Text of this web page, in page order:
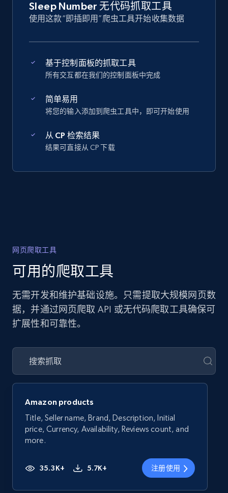
Sleep Number 无代码抓取工具
使用这款“即插即用”爬虫工具开始收集数据
基于控制面板的抓取工具
所有交互都在我们的控制面板中完成
简单易用
将您的输入添加到爬虫工具中，即可开始使用
从 CP 检索结果
结果可直接从 CP 下载
网页爬取工具
可用的爬取工具
无需开发和维护基础设施。只需提取大规模网页数
据，并通过网页爬取 API 或无代码爬取工具确保可
扩展性和可靠性。
Amazon products
Title, Seller name, Brand, Description, Initial
price, Currency, Availability, Reviews count, and
more.
35.3K+ 5.7K+ 注册使用